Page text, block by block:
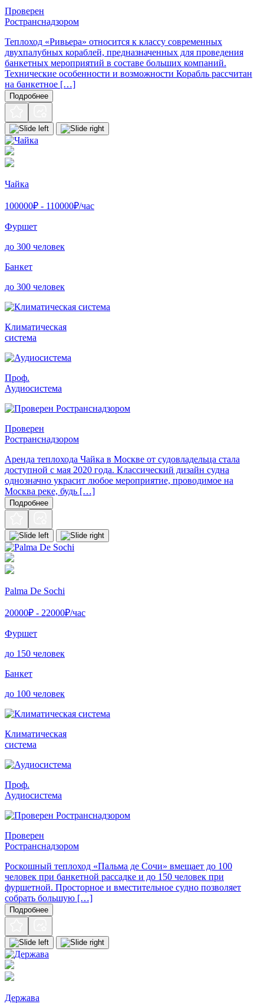
Проверен
Ространснадзором
Теплоход «Ривьера» относится к классу современных
двухпалубных кораблей, предназначенных для проведения
банкетных мероприятий в составе больших компаний.
Технические особенности и возможности Корабль рассчитан
на банкетное […]
Подробнее
Чайка
100000₽ - 110000₽/час
Фуршет
до 300 человек
Банкет
до 300 человек
Климатическая
система
Проф.
Аудиосистема
Проверен
Ространснадзором
Аренда теплохода Чайка в Москве от судовладельца стала
доступной с мая 2020 года. Классический дизайн судна
однозначно украсит любое мероприятие, проводимое на
Москва реке, будь […]
Подробнее
Palma De Sochi
20000₽ - 22000₽/час
Фуршет
до 150 человек
Банкет
до 100 человек
Климатическая
система
Проф.
Аудиосистема
Проверен
Ространснадзором
Роскошный теплоход «Пальма де Сочи» вмещает до 100
человек при банкетной рассадке и до 150 человек при
фуршетной. Просторное и вместительное судно позволяет
собрать большую […]
Подробнее
Держава